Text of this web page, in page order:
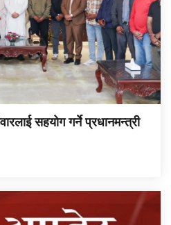
सहयोग गर्ने प्रधानमन्त्री